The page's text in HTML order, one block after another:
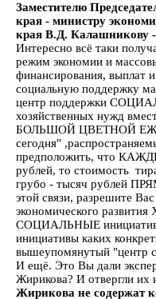
Заместителю
края - министру
края В.Д.
Интересно всё таки
режим экономии и
финансирования, выплат
социальную поддержку
центр поддержки
хозяйственных нужд
БОЛЬШОЙ ЦВЕТНОЙ
сегодня"
предположить, что
рублей, то стоимость
грубо - тысяч рублей
этой связи, разрешите
экономического развития
СОЦИАЛЬНЫЕ
инициативы каких
вышеупомянутый "центр
И ещё. Это Вы дали
Жирикова? И отвергли их
Жирикова не содержат